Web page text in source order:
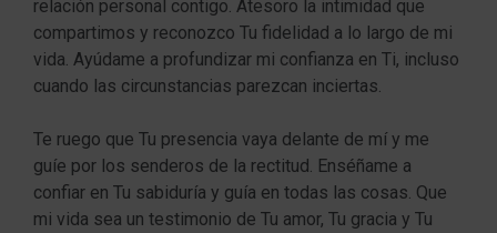
relación personal contigo. Atesoro la intimidad que
compartimos y reconozco Tu fidelidad a lo largo de mi
vida. Ayúdame a profundizar mi confianza en Ti, incluso
cuando las circunstancias parezcan inciertas.
Te ruego que Tu presencia vaya delante de mí y me
guíe por los senderos de la rectitud. Enséñame a
confiar en Tu sabiduría y guía en todas las cosas. Que
mi vida sea un testimonio de Tu amor, Tu gracia y Tu